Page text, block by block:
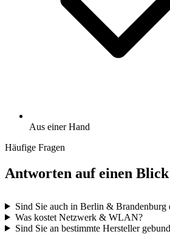
Aus einer Hand
Häufige Fragen
Antworten auf einen Blick
Sind Sie auch in Berlin & Brandenburg
Was kostet Netzwerk & WLAN?
Sind Sie an bestimmte Hersteller